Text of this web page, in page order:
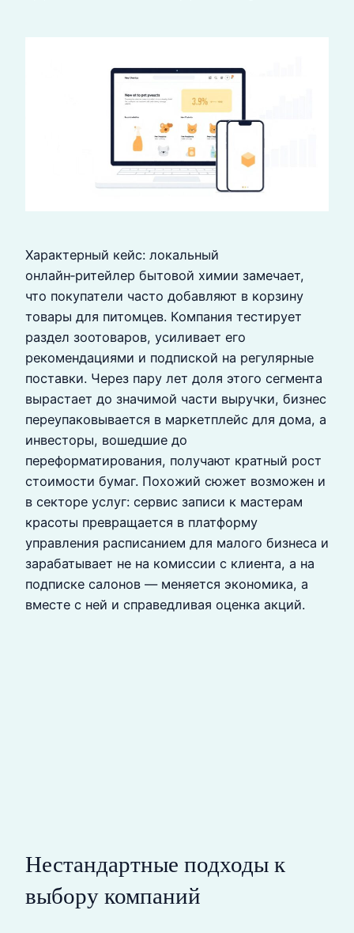
Характерный кейс: локальный
онлайн‑ритейлер бытовой химии замечает,
что покупатели часто добавляют в корзину
товары для питомцев. Компания тестирует
раздел зоотоваров, усиливает его
рекомендациями и подпиской на регулярные
поставки. Через пару лет доля этого сегмента
вырастает до значимой части выручки, бизнес
переупаковывается в маркетплейс для дома, а
инвесторы, вошедшие до
переформатирования, получают кратный рост
стоимости бумаг. Похожий сюжет возможен и
в секторе услуг: сервис записи к мастерам
красоты превращается в платформу
управления расписанием для малого бизнеса и
зарабатывает не на комиссии с клиента, а на
подписке салонов — меняется экономика, а
вместе с ней и справедливая оценка акций.
Нестандартные подходы к
выбору компаний